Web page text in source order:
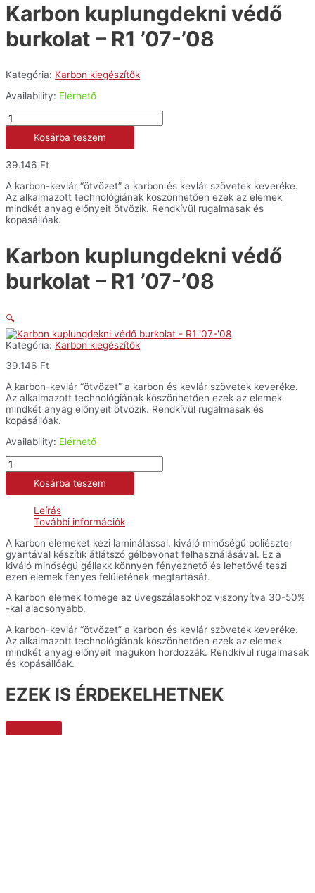
Karbon kuplungdekni védő
burkolat – R1 ’07-’08
Kategória: Karbon kiegészítők
Availability: Elérhető
Karbon
kuplungdekni
burkolat
-
R1
'07-
'08
mennyiség
Kosárba teszem
39.146 Ft
A karbon-kevlár “ötvözet” a karbon és kevlár szövetek keveréke.
Az alkalmazott technológiának köszönhetően ezek az elemek
mindkét anyag előnyeit ötvözik. Rendkívül rugalmasak és
kopásállóak.
Karbon kuplungdekni védő
burkolat – R1 ’07-’08
🔍
Kategória: Karbon kiegészítők
39.146 Ft
A karbon-kevlár “ötvözet” a karbon és kevlár szövetek keveréke.
Az alkalmazott technológiának köszönhetően ezek az elemek
mindkét anyag előnyeit ötvözik. Rendkívül rugalmasak és
kopásállóak.
Availability: Elérhető
Karbon
kuplungdekni
burkolat
'08
mennyiség
Kosárba teszem
Leírás
További információk
A karbon elemeket kézi laminálással, kiváló minőségű poliészter
gyantával készítik átlátszó gélbevonat felhasználásával. Ez a
kiváló minőségű géllakk könnyen fényezhető és lehetővé teszi
ezen elemek fényes felületének megtartását.
A karbon elemek tömege az üvegszálasokhoz viszonyítva 30-50%
-kal alacsonyabb.
A karbon-kevlár “ötvözet” a karbon és kevlár szövetek keveréke.
Az alkalmazott technológiának köszönhetően ezek az elemek
mindkét anyag előnyeit magukon hordozzák. Rendkívül rugalmasak
és kopásállóak.
EZEK IS ÉRDEKELHETNEK